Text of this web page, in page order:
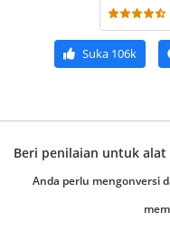
Suka106k
Beri penilaian untuk alat
Anda perlu mengonversi